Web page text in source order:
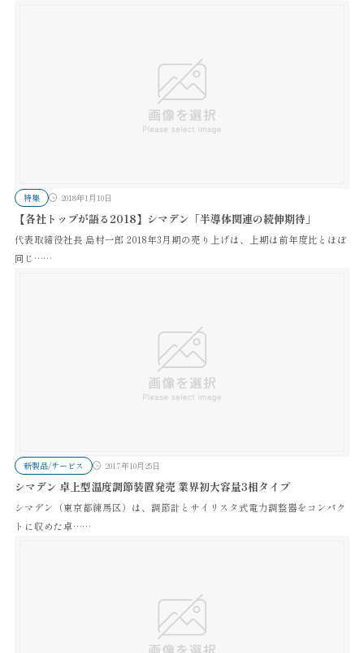
特集 2018年1月10日
【各社トップが語る2018】シマデン「半導体関連の続伸期待」
代表取締役社長 島村一郎 2018年3月期の売り上げは、上期は前年度比とほぼ
同じ……
新製品/サービス 2017年10月25日
シマデン 卓上型温度調節装置発売 業界初大容量3相タイプ
シマデン（東京都練馬区）は、調節計とサイリスタ式電力調整器をコンパク
トに収めた卓……